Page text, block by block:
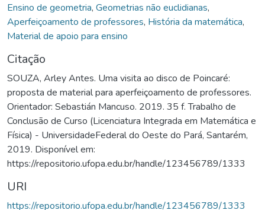
Ensino de geometria, Geometrias não euclidianas,
Aperfeiçoamento de professores, História da matemática,
Material de apoio para ensino
Citação
SOUZA, Arley Antes. Uma visita ao disco de Poincaré:
proposta de material para aperfeiçoamento de professores.
Orientador: Sebastián Mancuso. 2019. 35 f. Trabalho de
Conclusão de Curso (Licenciatura Integrada em Matemática e
Física) - UniversidadeFederal do Oeste do Pará, Santarém,
2019. Disponível em:
https://repositorio.ufopa.edu.br/handle/123456789/1333
URI
https://repositorio.ufopa.edu.br/handle/123456789/1333